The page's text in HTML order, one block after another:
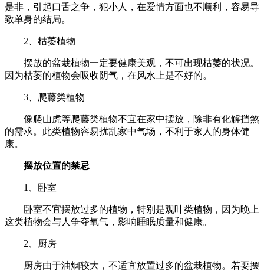
是非，引起口舌之争，犯小人，在爱情方面也不顺利，容易导
致单身的结局。
2、枯萎植物
摆放的盆栽植物一定要健康美观，不可出现枯萎的状况。
因为枯萎的植物会吸收阴气，在风水上是不好的。
3、爬藤类植物
像爬山虎等爬藤类植物不宜在家中摆放，除非有化解挡煞
的需求。此类植物容易扰乱家中气场，不利于家人的身体健
康。
摆放位置的禁忌
1、卧室
卧室不宜摆放过多的植物，特别是观叶类植物，因为晚上
这类植物会与人争夺氧气，影响睡眠质量和健康。
2、厨房
厨房由于油烟较大，不适宜放置过多的盆栽植物。若要摆